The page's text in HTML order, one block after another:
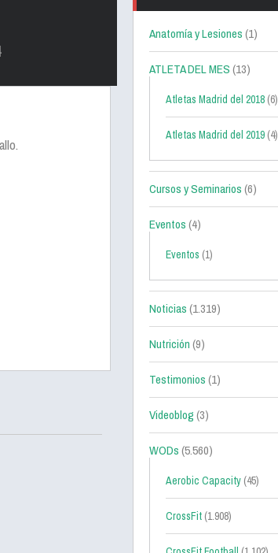
Anatomía y Lesiones(1)
ATLETA DEL MES(13)
Atletas Madrid del 2018 (6)
Atletas Madrid del 2019 (4)
Cursos y Seminarios(6)
Eventos(4)
Eventos (1)
Noticias(1.319)
Nutrición(9)
Testimonios(1)
Videoblog(3)
WODs(5.560)
Aerobic Capacity (45)
CrossFit (1.908)